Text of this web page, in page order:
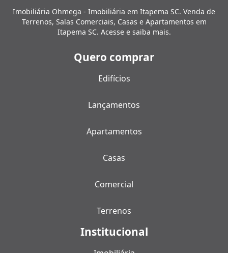
Imobiliária Ohmega - Imobiliária em Itapema SC. Venda de
Terrenos, Salas Comerciais, Casas e Apartamentos em
Itapema SC. Acesse e saiba mais.
Quero comprar
Edifícios
Lançamentos
Apartamentos
Casas
Comercial
Terrenos
Institucional